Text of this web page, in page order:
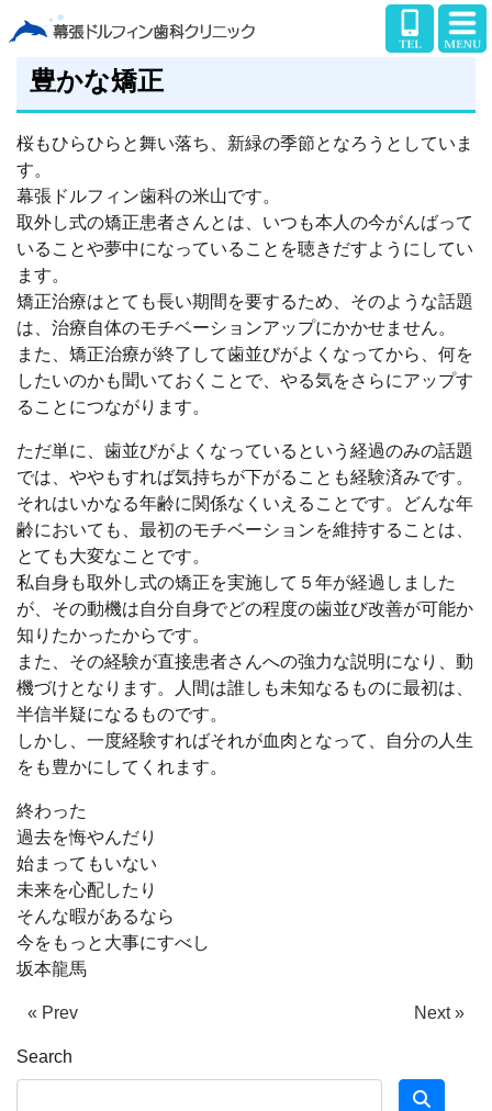
豊かな矯正
桜もひらひらと舞い落ち、新緑の季節となろうとしていま
す。
幕張ドルフィン歯科の米山です。
取外し式の矯正患者さんとは、いつも本人の今がんばって
いることや夢中になっていることを聴きだすようにしてい
ます。
矯正治療はとても長い期間を要するため、そのような話題
は、治療自体のモチベーションアップにかかせません。
また、矯正治療が終了して歯並びがよくなってから、何を
したいのかも聞いておくことで、やる気をさらにアップす
ることにつながります。
ただ単に、歯並びがよくなっているという経過のみの話題
では、ややもすれば気持ちが下がることも経験済みです。
それはいかなる年齢に関係なくいえることです。どんな年
齢においても、最初のモチベーションを維持することは、
とても大変なことです。
私自身も取外し式の矯正を実施して５年が経過しました
が、その動機は自分自身でどの程度の歯並び改善が可能か
知りたかったからです。
また、その経験が直接患者さんへの強力な説明になり、動
機づけとなります。人間は誰しも未知なるものに最初は、
半信半疑になるものです。
しかし、一度経験すればそれが血肉となって、自分の人生
をも豊かにしてくれます。
終わった
過去を悔やんだり
始まってもいない
未来を心配したり
そんな暇があるなら
今をもっと大事にすべし
坂本龍馬
« Prev Next »
Search